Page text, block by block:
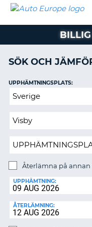
HYRBIL
HYRA
AUTO
EUROPE
HYRBIL
HYRA
MIN
MEDLEMSINFORMATION
BOKNING
SVERIGE
SÖK OCH
Återlämna
annan
station?
UPPHÄMTNINGSPLATS:
Återlämna på annan
UPPHÄMTNING:
ÅTERLÄMNING: